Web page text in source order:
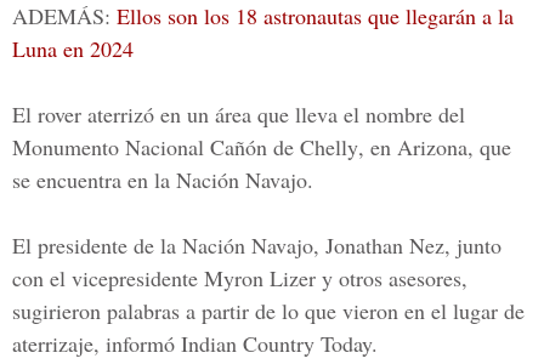
ADEMÁS: Ellos son los 18 astronautas que llegarán a la
Luna en 2024
El rover aterrizó en un área que lleva el nombre del
Monumento Nacional Cañón de Chelly, en Arizona, que
se encuentra en la Nación Navajo.
El presidente de la Nación Navajo, Jonathan Nez, junto
con el vicepresidente Myron Lizer y otros asesores,
sugirieron palabras a partir de lo que vieron en el lugar de
aterrizaje, informó Indian Country Today.